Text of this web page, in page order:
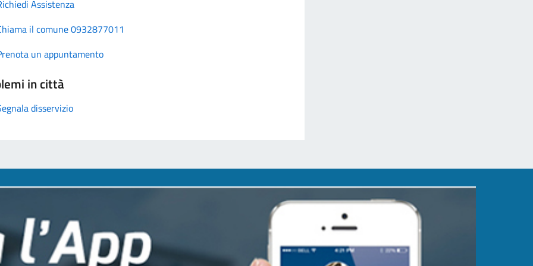
Assistenza
il comune 0932877011
un appuntamento
in città
disservizio